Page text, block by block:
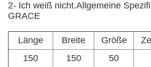
2- Ich weiß nicht.Allgemeine
GRACE
Länge Breite Größe
150
150 50